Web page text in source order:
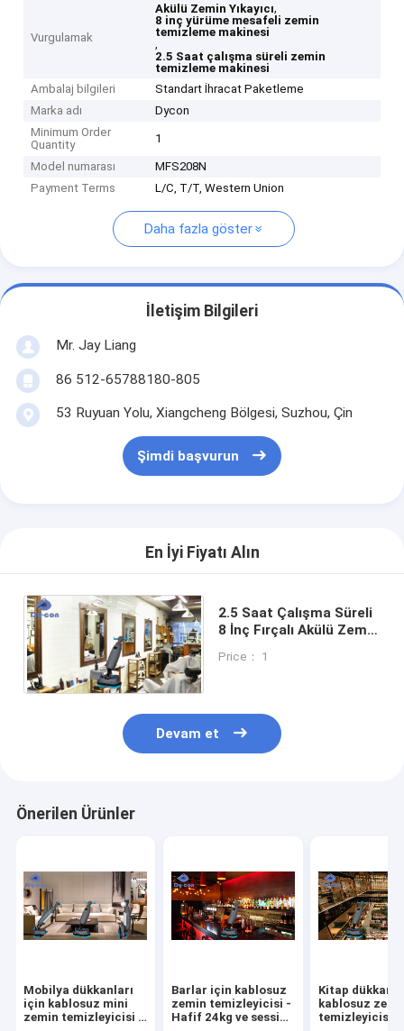
Vurgulamak
Akülü Zemin Yıkayıcı,
8 inç yürüme mesafeli zemin
temizleme makinesi
,
2.5 Saat çalışma süreli zemin
temizleme makinesi
Ambalaj bilgileri
Standart İhracat Paketleme
Marka adı
Dycon
Minimum Order
Quantity
1
Model numarası
MFS208N
Payment Terms
L/C, T/T, Western Union
Daha fazla göster
İletişim Bilgileri
Mr. Jay Liang
86 512-65788180-805
53 Ruyuan Yolu, Xiangcheng Bölgesi, Suzhou, Çin
Şimdi başvurun
En İyi Fiyatı Alın
2.5 Saat Çalışma Süreli
8 İnç Fırçalı Akülü Zemin
Price： 1
Devam et
Önerilen Ürünler
Mobilya dükkanları
için kablosuz mini
zemin temizleyicisi -
Barlar için kablosuz
zemin temizleyicisi -
Hafif 24kg ve sessiz
Kitap
kablosuz
temizleyicisi -